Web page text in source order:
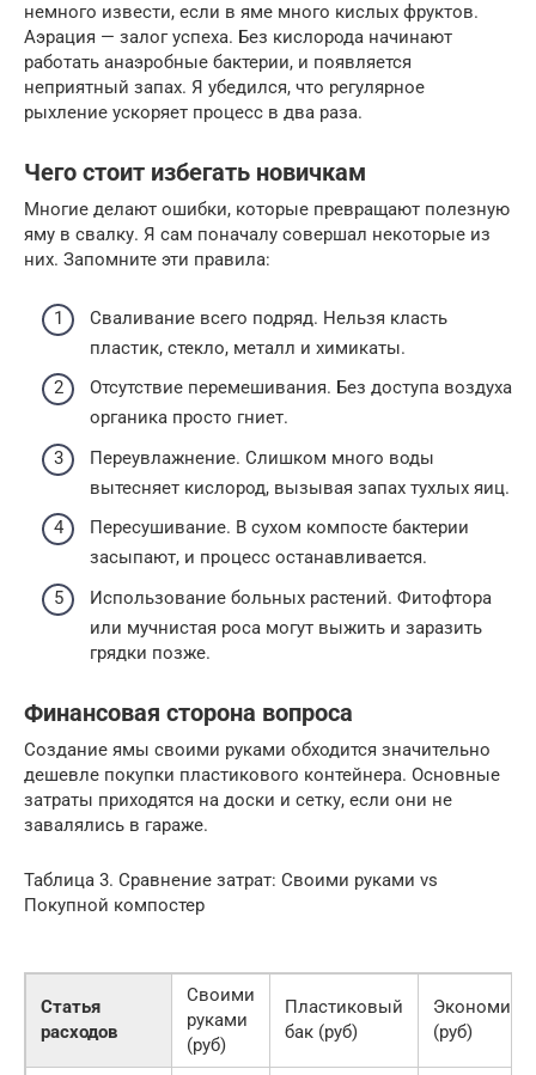
немного извести, если в яме много кислых фруктов.
Аэрация — залог успеха. Без кислорода начинают
работать анаэробные бактерии, и появляется
неприятный запах. Я убедился, что регулярное
рыхление ускоряет процесс в два раза.
Чего стоит избегать новичкам
Многие делают ошибки, которые превращают полезную
яму в свалку. Я сам поначалу совершал некоторые из
них. Запомните эти правила:
Сваливание всего подряд. Нельзя класть
пластик, стекло, металл и химикаты.
Отсутствие перемешивания. Без доступа воздуха
органика просто гниет.
Переувлажнение. Слишком много воды
вытесняет кислород, вызывая запах тухлых яиц.
Пересушивание. В сухом компосте бактерии
засыпают, и процесс останавливается.
Использование больных растений. Фитофтора
или мучнистая роса могут выжить и заразить
грядки позже.
Финансовая сторона вопроса
Создание ямы своими руками обходится значительно
дешевле покупки пластикового контейнера. Основные
затраты приходятся на доски и сетку, если они не
завалялись в гараже.
Таблица 3. Сравнение затрат: Своими руками vs
Покупной компостер
Статья
расходов
Своими
руками
(руб)
Пластиковый
бак (руб)
Экономия
(руб)